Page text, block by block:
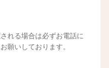
れる場合は必ずお電話に
願いしております。